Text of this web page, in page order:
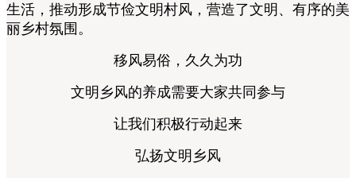
生活，推动形成节俭文明村风，营造了文明、有序的美
丽乡村氛围。
移风易俗，久久为功
文明乡风的养成需要大家共同参与
让我们积极行动起来
弘扬文明乡风